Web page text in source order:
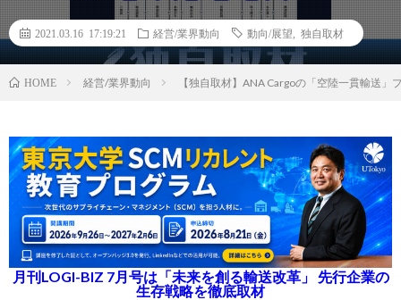
2021.03.16 17:19:21 経営/業界動向 動向/展望 独自取材
HOME 経営/業界動向 【独自取材】ANA Cargoの「空陸一貫輸送
月刊LOGI-BIZ 7月号は「未来を創る輸送改革」 先行企業の
生存戦略を徹底取材